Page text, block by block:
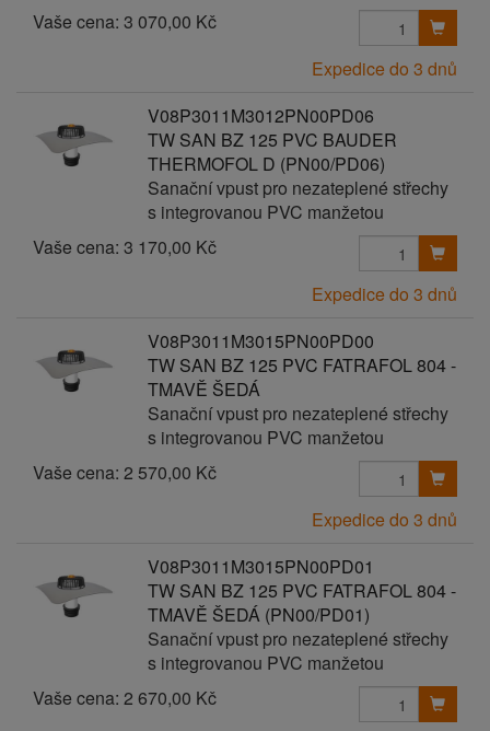
Vaše cena: 3 070,00 Kč
Expedice do 3 dnů
V08P3011M3012PN00PD06
TW SAN BZ 125 PVC BAUDER
THERMOFOL D (PN00/PD06)
Sanační vpust pro nezateplené střechy
s integrovanou PVC manžetou
Vaše cena: 3 170,00 Kč
Expedice do 3 dnů
V08P3011M3015PN00PD00
TW SAN BZ 125 PVC FATRAFOL 804 -
TMAVĚ ŠEDÁ
Sanační vpust pro nezateplené střechy
s integrovanou PVC manžetou
Vaše cena: 2 570,00 Kč
Expedice do 3 dnů
V08P3011M3015PN00PD01
TW SAN BZ 125 PVC FATRAFOL 804 -
TMAVĚ ŠEDÁ (PN00/PD01)
Sanační vpust pro nezateplené střechy
s integrovanou PVC manžetou
Vaše cena: 2 670,00 Kč